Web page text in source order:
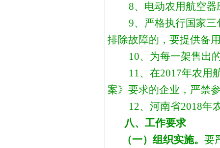
8、电动农用航空
9、严格执行国家
排除故障的，要提供备
10、为每一架售出
11、在2017年农用
案》要求的企业，严禁
12、河南省2018年
八、工作要求
（一）组织实施。 要